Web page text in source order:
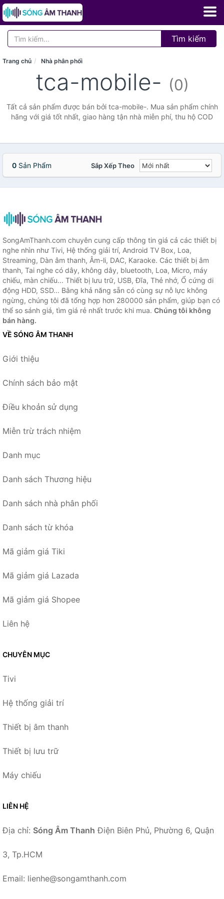
Tìm kiếm
Trang chủ Nhà phân phối
tca-mobile- (0)
Tất cả sản phẩm được bán bởi tca-mobile-. Mua sản phẩm chính
hãng với giá tốt nhất, giao hàng tận nhà miễn phí, thu hộ COD
0 Sản Phẩm Sắp Xếp Theo
SongAmThanh.com chuyên cung cấp thông tin giá cả các thiết bị
nghe nhìn như Tivi, Hệ thống giải trí, Android TV Box, Loa,
Streaming, Dàn âm thanh, Âm-li, DAC, Karaoke. Các thiết bị âm
thanh, Tai nghe có dây, không dây, bluetooth, Loa, Micro, máy
chiếu, màn chiếu... Thiết bị lưu trữ, USB, Đĩa, Thẻ nhớ, Ổ cứng di
động HDD, SSD... Bằng khả năng sẵn có cùng sự nỗ lực không
ngừng, chúng tôi đã tổng hợp hơn 280000 sản phẩm, giúp bạn có
thể so sánh giá, tìm giá rẻ nhất trước khi mua. Chúng tôi không
bán hàng.
VỀ SÓNG ÂM THANH
Giới thiệu
Chính sách bảo mật
Điều khoản sử dụng
Miễn trừ trách nhiệm
Danh mục
Danh sách Thương hiệu
Danh sách nhà phân phối
Danh sách từ khóa
Mã giảm giá Tiki
Mã giảm giá Lazada
Mã giảm giá Shopee
Liên hệ
CHUYÊN MỤC
Tivi
Hệ thống giải trí
Thiết bị âm thanh
Thiết bị lưu trữ
Máy chiếu
LIÊN HỆ
Địa chỉ: Sóng Âm Thanh Điện Biên Phủ, Phường 6, Quận
3, Tp.HCM
Email: lienhe@songamthanh.com